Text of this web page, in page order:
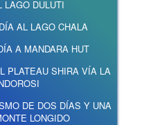
LAGO DULUTI
AL LAGO CHALA
A MANDARA HUT
PLATEAU SHIRA VÍA LA
DE DOS DÍAS Y UNA
LONGIDO